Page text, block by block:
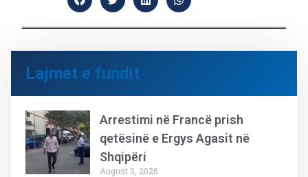
Lajmet e fundit
Arrestimi në Francë prish
qetësinë e Ergys Agasit në
Shqipëri
August 3, 2026